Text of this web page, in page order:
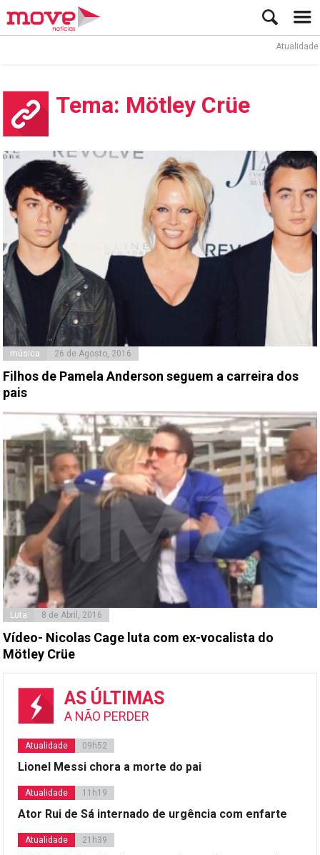
Atualidade
Tema: Mötley Crüe
música 26 de Agosto, 2016
Filhos de Pamela Anderson seguem a carreira dos
pais
Luta 8 de Abril, 2016
Vídeo- Nicolas Cage luta com ex-vocalista do
Mötley Crüe
AS ÚLTIMAS
A NÃO PERDER
Atualidade 09h52
Lionel Messi chora a morte do pai
Atualidade 11h19
Ator Rui de Sá internado de urgência com enfarte
Atualidade 21h39